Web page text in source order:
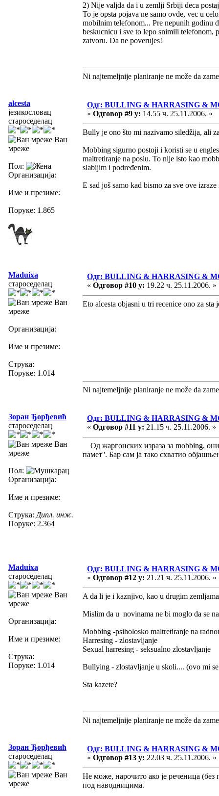
2) Nije valjda da i u zemlji Srbiji deca
To je opsta pojava ne samo ovde, vec u
mobilnim telefonom... Pre nepunih godinu
beskucnicu i sve to lepo snimili telefonom,
zatvoru. Da ne poverujes!
Ni najtemeljnije planiranje ne može da
alcesta
језикословац
староседелац
Ван
мреже
Пол:
Организација:
Име и презиме:
Поруке: 1.865
Одг: BULLING & HARRASING &
« Одговор #9 у: 14.55 ч. 25.11.2006. »
Bully je ono što mi nazivamo siledžija, ali
Mobbing sigurno postoji i koristi se u
maltretiranje na poslu. To nije isto kao
slabijim i podređenim.
E sad još samo kad bismo za sve ove
Maduixa
староседелац
Ван
мреже
Организација:
Име и презиме:
Струка:
Поруке: 1.014
Одг: BULLING & HARRASING &
« Одговор #10 у: 19.22 ч. 25.11.2006. »
Eto alcesta objasni u tri recenice ono za
Ni najtemeljnije planiranje ne može da
Зоран Ђорђевић
староседелац
Ван
мреже
Пол:
Организација:
Име и презиме:
Струка: Дипл. инж.
Поруке: 2.364
Одг: BULLING & HARRASING &
« Одговор #11 у: 21.15 ч. 25.11.2006. »
Од жаргонских израза за mobbing,
памет''. Бар сам ја тако схватио
Maduixa
староседелац
Ван
мреже
Организација:
Име и презиме:
Струка:
Поруке: 1.014
Одг: BULLING & HARRASING &
« Одговор #12 у: 21.21 ч. 25.11.2006. »
A da li je i kaznjivo, kao u drugim
Mislim da u novinama ne bi moglo da se
Mobbing -psiholosko maltretiranje na
Harresing - zlostavljanje
Sexual harresing - seksualno zlostavljanje
Bullying - zlostavljanje u skoli.... (ovo mi
Sta kazete?
Ni najtemeljnije planiranje ne može da
Зоран Ђорђевић
староседелац
Ван
мреже
Одг: BULLING & HARRASING &
« Одговор #13 у: 22.03 ч. 25.11.2006. »
Не може, нарочито ако је реченица (без
под наводницима.